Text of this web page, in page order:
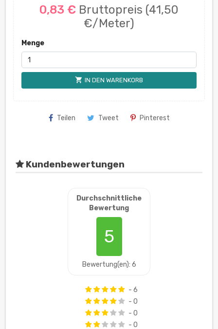
0,83 € Bruttopreis (41,50
€/Meter)
Menge
shopping_cart IN DEN WARENKORB
Teilen Tweet Pinterest
Kundenbewertungen
Durchschnittliche
Bewertung
5
Bewertung(en): 6
- 6
- 0
- 0
- 0